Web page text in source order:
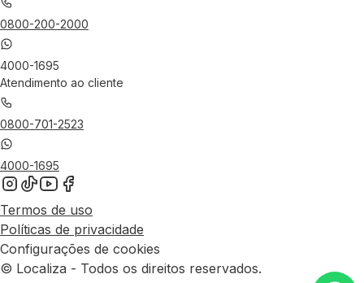
0800-200-2000
4000-1695
Atendimento ao cliente
0800-701-2523
4000-1695
Termos de uso
Políticas de privacidade
Configurações de cookies
© Localiza - Todos os direitos reservados.